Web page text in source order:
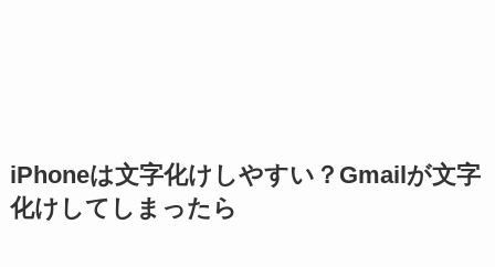
iPhoneは文字化けしやすい？Gmailが文字
化けしてしまったら